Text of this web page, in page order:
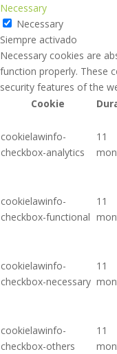
Necessary
Necessary
Siempre activado
Necessary cookies are
function properly. These
security features of the
Cookie
cookielawinfo-
checkbox-analytics
11
cookielawinfo-
checkbox-functional
11
cookielawinfo-
checkbox-necessary
11
cookielawinfo-
checkbox-others
11